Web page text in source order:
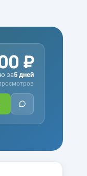
₽
за5 дней